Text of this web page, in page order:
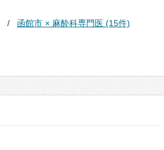
函館市 × 麻酔科専門医 (15件)